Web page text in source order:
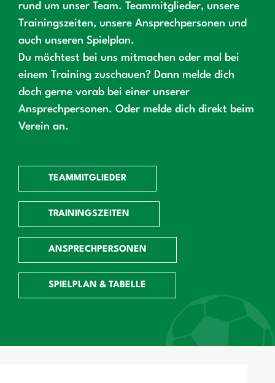
rund um unser Team. Teammitglieder, unsere
Trainingszeiten, unsere Ansprechpersonen und
auch unseren Spielplan.
Du möchtest bei uns mitmachen oder mal bei
einem Training zuschauen? Dann melde dich
doch gerne vorab bei einer unserer
Ansprechpersonen. Oder melde dich direkt beim
Verein an.
TEAMMITGLIEDER
TRAININGSZEITEN
ANSPRECHPERSONEN
SPIELPLAN & TABELLE